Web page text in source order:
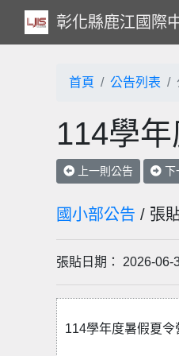
彰化縣鹿江國際
首頁 公告列表
114學
上一則公告 下
國小部公告 / 張
張貼日期： 2026-
114學年度暑假夏令